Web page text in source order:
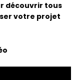
découvrir tous
votre projet